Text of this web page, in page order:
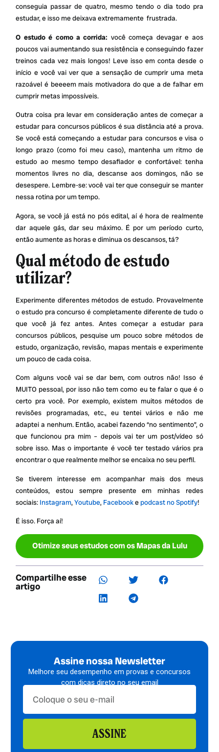
conseguia passar de quatro, mesmo tendo o dia todo pra
estudar, e isso me deixava extremamente frustrada.
O estudo é como a corrida: você começa devagar e aos
poucos vai aumentando sua resistência e conseguindo fazer
treinos cada vez mais longos! Leve isso em conta desde o
início e você vai ver que a sensação de cumprir uma meta
razoável é beeeem mais motivadora do que a de falhar em
cumprir metas impossíveis.
Outra coisa pra levar em consideração antes de começar a
estudar para concursos públicos é sua distância até a prova.
Se você está começando a estudar para concursos e visa o
longo prazo (como foi meu caso), mantenha um ritmo de
estudo ao mesmo tempo desafiador e confortável: tenha
momentos livres no dia, descanse aos domingos, não se
desespere. Lembre-se: você vai ter que conseguir se manter
nessa rotina por um tempo.
Agora, se você já está no pós edital, aí é hora de realmente
dar aquele gás, dar seu máximo. É por um período curto,
então aumente as horas e diminua os descansos, tá?
Qual método de estudo
utilizar?
Experimente diferentes métodos de estudo. Provavelmente
o estudo pra concurso é completamente diferente de tudo o
que você já fez antes. Antes começar a estudar para
concursos públicos, pesquise um pouco sobre métodos de
estudo, organização, revisão, mapas mentais e experimente
um pouco de cada coisa.
Com alguns você vai se dar bem, com outros não! Isso é
MUITO pessoal, por isso não tem como eu te falar o que é o
certo pra você. Por exemplo, existem muitos métodos de
revisões programadas, etc., eu tentei vários e não me
adaptei a nenhum. Então, acabei fazendo “no sentimento”, o
que funcionou pra mim – depois vai ter um post/vídeo só
sobre isso. Mas o importante é você ter testado vários pra
encontrar o que realmente melhor se encaixa no seu perfil.
Se tiverem interesse em acompanhar mais dos meus
conteúdos, estou sempre presente em minhas redes
sociais: Instagram,Youtube, Facebookepodcast no Spotify!
É isso. Força aí!
Otimize seus estudos com os Mapas da Lulu
Compartilhe esse
artigo
Assine nossa Newsletter
Melhore seu desempenho em provas e concursos
com dicas direto no seu email
ASSINE